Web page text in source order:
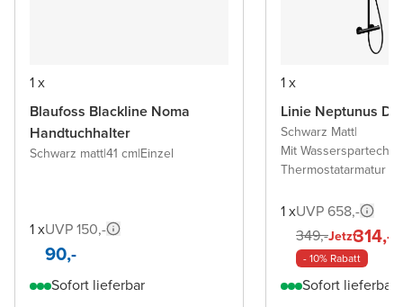
1 x
Blaufoss Blackline Noma
Handtuchhalter
Schwarz matt|41 cm|Einzel
1 xUVP 150,-
90,-
Sofort lieferbar
1 x
Linie Neptunus
Schwarz Matt|
Mit
Thermostatarmatur
1 xUVP 658,-
349,-Jetzt314,-
- 10% Rabatt
Sofort lieferbar